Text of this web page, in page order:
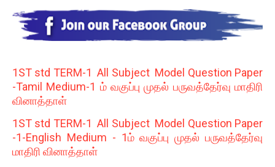
1ST std TERM-1 All Subject Model Question Paper
-Tamil Medium-1 ம் வகுப்பு முதல் பருவத்தேர்வு மாதிரி
வினாத்தாள்
1ST std TERM-1 All Subject Model Question Paper
-1-English Medium - 1ம் வகுப்பு முதல் பருவத்தேர்வு
மாதிரி வினாத்தாள்